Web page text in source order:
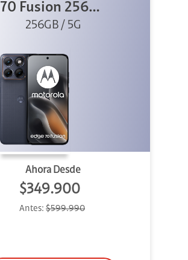
70 Fusion 256GB
Azul
256GB / 5G
Ahora Desde
$349.900
Antes: $599.990